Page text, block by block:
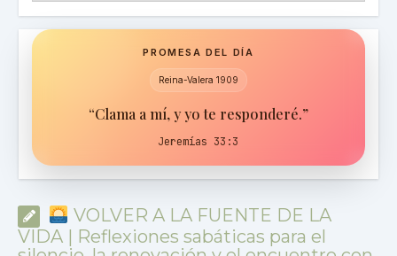
PROMESA DEL DÍA
Reina-Valera 1909
“Clama a mí, y yo te responderé.”
Jeremías 33:3
VOLVER A LA FUENTE DE LA
VIDA | Reflexiones sabáticas para el